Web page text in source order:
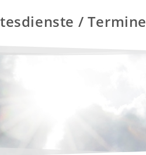
/ Termine